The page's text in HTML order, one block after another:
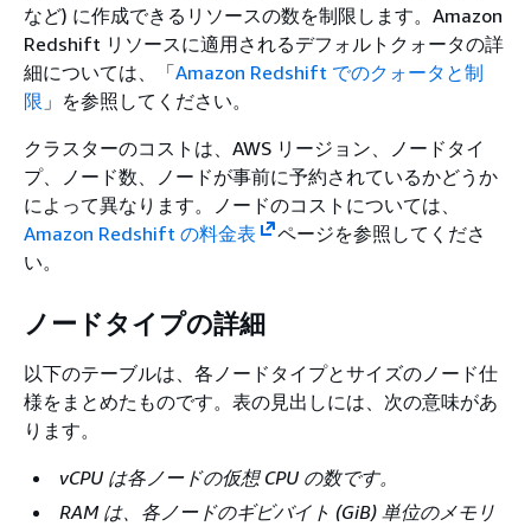
など) に作成できるリソースの数を制限します。Amazon
Redshift リソースに適用されるデフォルトクォータの詳
細については、「Amazon Redshift でのクォータと制
限 」を参照してください。
クラスターのコストは、AWS リージョン、ノードタイ
プ、ノード数、ノードが事前に予約されているかどうか
によって異なります。ノードのコストについては、
Amazon Redshift の料金表
ページを参照してくださ
い。
ノードタイプの詳細
以下のテーブルは、各ノードタイプとサイズのノード仕
様をまとめたものです。表の見出しには、次の意味があ
ります。
vCPU は各ノードの仮想 CPU の数です。
RAM は、各ノードのギビバイト (GiB) 単位のメモリ